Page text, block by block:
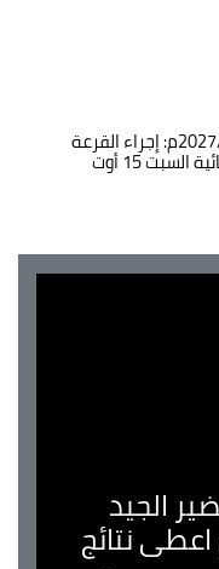
حج موسم 1448هـ/2027م: إجراء القرعة
15 أوت
الجيد
نتائج